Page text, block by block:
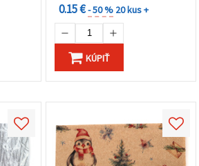
0.15 €- 50 % 20 kus +
KÚPIŤ